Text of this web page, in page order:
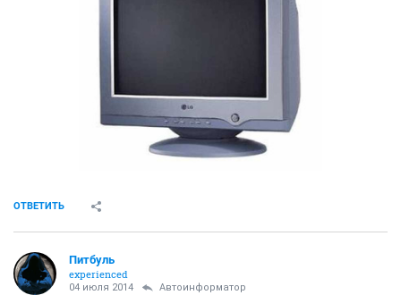
ОТВЕТИТЬ
Питбуль
experienced
04 июля 2014 Автоинформатор